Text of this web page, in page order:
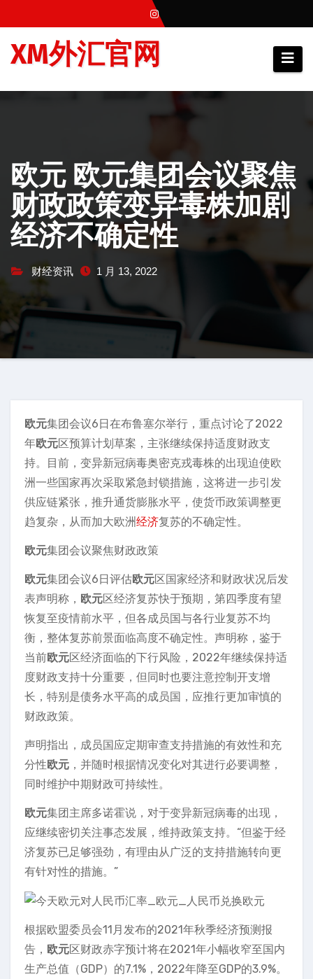
至
XM外汇官网
欧元 欧元集团会议聚焦
财政政策变异毒株加剧
经济不确定性
财经资讯 1 月 13, 2022
欧元集团会议6日在布鲁塞尔举行，重点讨论了2022
年欧元区预算计划草案，主张继续保持适度财政支
持。目前，变异新冠病毒奥密克戎毒株的出现迫使欧
洲一些国家再次采取紧急封锁措施，这将进一步引发
供应链紧张，推升通货膨胀水平，使货币政策调整更
趋复杂，从而加大欧洲经济复苏的不确定性。
欧元集团会议聚焦财政政策
欧元集团会议6日评估欧元区国家经济和财政状况后发
表声明称， 欧元区经济复苏快于预期，第四季度有望
恢复至疫情前水平，但各成员国与各行业复苏不均
衡，整体复苏前景面临高度不确定性。声明称，鉴于
当前欧元区经济面临的下行风险，2022年继续保持适
度财政支持十分重要，但同时也要注意控制开支增
长，特别是债务水平高的成员国，应推行更加审慎的
财政政策。
声明指出，成员国应定期审查支持措施的有效性和充
分性欧元 ，并随时根据情况变化对其进行必要调整，
同时维护中期财政可持续性。
欧元集团主席多诺霍说，对于变异新冠病毒的出现，
应继续密切关注事态发展，维持政策支持。“但鉴于经
济复苏已足够强劲，有理由从广泛的支持措施转向更
有针对性的措施。”
根据欧盟委员会11月发布的2021年秋季经济预测报
告， 欧元区财政赤字预计将在2021年小幅收窄至国内
生产总值（GDP）的7.1%，2022年降至GDP的3.9%。